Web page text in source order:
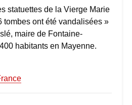
statuettes de la Vierge Marie
tombes ont été vandalisées »
maire de Fontaine-
habitants en Mayenne.